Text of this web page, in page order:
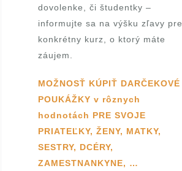
i
v
n
dovolenke, či študentky –
informujte sa na výšku zľavy pre
konkrétny kurz, o ktorý máte
záujem.
MOŽNOSŤ KÚPIŤ DARČEKOVÉ
POUKÁŽKY v rôznych
hodnotách PRE SVOJE
PRIATEĽKY, ŽENY, MATKY,
SESTRY, DCÉRY,
ZAMESTNANKYNE, …